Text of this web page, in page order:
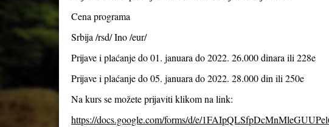
Cena programa
Srbija /rsd/ Ino /eur/
Prijave i plaćanje do 01. januara do 2022. 26.000 dinara ili 228e
Prijave i plaćanje do 05. januara do 2022. 28.000 din ili 250e
Na kurs se možete prijaviti klikom na link:
https://docs.google.com/forms/d/e/